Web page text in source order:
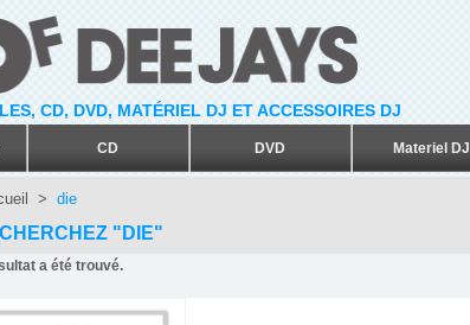
CD, DVD, MATÉRIEL DJ ET ACCESSOIRES DJ
CD DVD Materiel DJ
> die
"DIE"
a été trouvé.